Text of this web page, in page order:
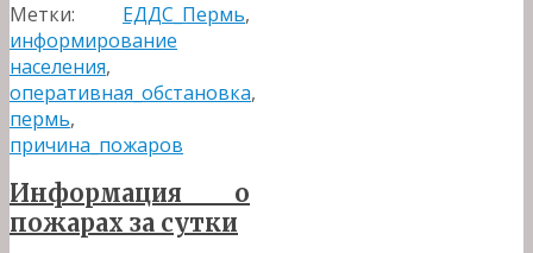
Метки: ЕДДС_Пермь,
информирование
населения,
оперативная_обстановка,
пермь,
причина_пожаров
Информация о
пожарах за сутки